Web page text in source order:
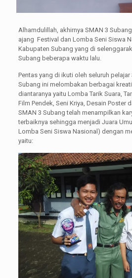
Alhamdulillah, akhirnya SMAN 3
ajang Festival dan Lomba Seni Siswa
Kabupaten Subang yang di
Subang beberapa waktu lalu.
Pentas yang di ikuti oleh seluruh
Subang ini melombakan berbagai
diantaranya yaitu Lomba Tarik Suara,
Film Pendek, Seni Kriya, Desain Poster
SMAN 3 Subang telah menampilkan
terbaiknya sehingga menjadi Juara
Lomba Seni Siswa Nasional) dengan
yaitu: